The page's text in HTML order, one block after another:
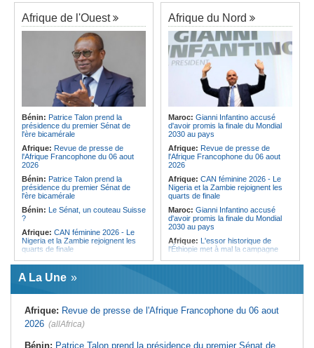
Congo-Kinshasa:Plan stratégique
triennal 2026-2028 - L'IGF place la
digitalisation au coeur des réformes
Congo-Kinshasa:RDC - Félix
Tshisekedi place le CEFOCK au
coeur de bataille de l'appropriation
du Génocost !
Congo-Kinshasa: Matadi - Le
Kongo Central lance la campagne
de sensibilisation au deuxième
Recensement général de la
population et de l'habitat
Congo-Kinshasa: Le VPM Shabani
remet aux organisations politiques la
directive ministérielle de l'année
politique 2026
Congo-Kinshasa:Gratien de
Saint-Nicolas Iracan - « Je ne
soutiendrai jamais un dialogue
destiné au partage du pouvoir ou à
la légitimation des groupes armés »
Ethiopie:Addis-Abeba - L'église
d'Afrique lance officiellement son
'cheminement' vers la grande
Assemblée de 2028
Afrique de l'Est: Le pari du régime
érythréen - Pousser le Tigray vers
une zone tampon dans le cadre
d'une nouvelle guerre par
procuration
Ethiopie:Le Premier ministre Abiy
inaugure le nouveau terminal de
l'aéroport international de Bahir Dar
Afrique:La Croix-Rouge
éthiopienne appelle à une
mobilisation accrue des ressources
locales en Afrique
Afrique de l'Est:
les moyens, entraver la coopération
équitable par tous les moyens
Afrique de l'Ouest
Bénin: Patrice Talon prend la
présidence du premier Sénat de
l'ère bicamérale
Afrique: Revue de presse de
l'Afrique Francophone du 06 aout
2026
Bénin: Patrice Talon prend la
présidence du premier Sénat de
l'ère bicamérale
Bénin: Le Sénat, un couteau Suisse
?
Afrique: CAN féminine 2026 - Le
Nigeria et la Zambie rejoignent les
quarts de finale
Afrique:Le continent, plaque
tournante des faux ordres de
virement
Mali:Achat d'un avion présidentiel -
condamnation de l'ex-ministre de
l'Économie
France la restitution du crâne de
Afrique du Nord
Maroc: Gianni Infantino accusé
d'avoir promis la finale du Mondial
2030 au pays
Afrique: Revue de presse de
l'Afrique Francophone du 06 aout
2026
Afrique: CAN féminine 2026 - Le
Nigeria et la Zambie rejoignent les
quarts de finale
Maroc: Gianni Infantino accusé
d'avoir promis la finale du Mondial
2030 au pays
Afrique: L'essor historique de
l'Éthiopie met à mal la campagne
blessés dans un grave accident de
calcinée à Moknine après le
A La Une
Afrique: Revue de presse de l'Afrique Francophone du 06 aout
2026 (allAfrica)
Bénin: Patrice Talon prend la présidence du premier Sénat de